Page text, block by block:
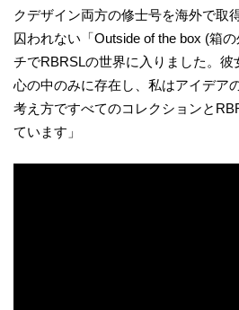
クデザイン両方の修士号を海外で取
囚われない「Outside of the box (箱
チでRBRSLの世界に入りました。
心の中のみに存在し、私はアイデア
考え方ですべてのコレクションと
ています」